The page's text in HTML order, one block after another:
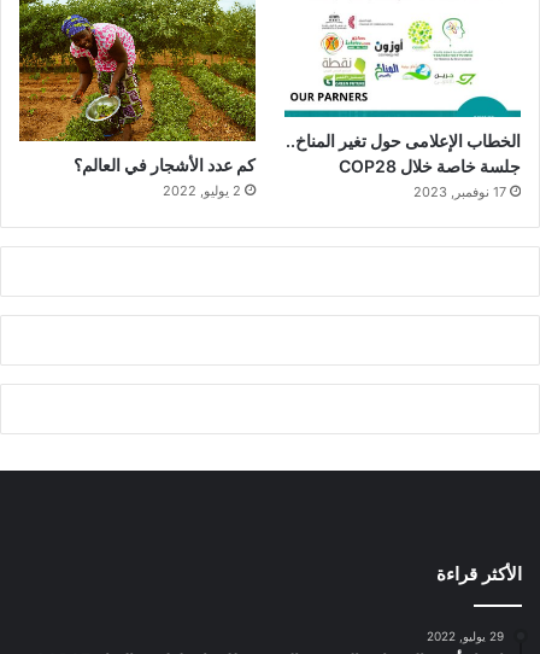
الخطاب الإعلامى حول تغير المناخ..
جلسة خاصة خلال COP28
17 نوفمبر, 2023
كم عدد الأشجار في العالم؟
2 يوليو, 2022
الأكثر قراءة
29 يوليو, 2022